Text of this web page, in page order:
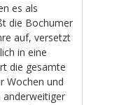
es als
die Bochumer
auf, versetzt
in eine
die gesamte
Wochen und
anderweitiger